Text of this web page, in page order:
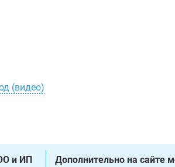
(видео)
и ИП
Дополнительно на сайте